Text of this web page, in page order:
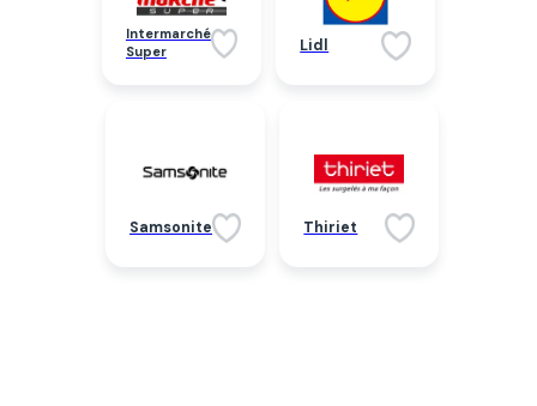
Intermarché
Super
Lidl
Samsonite Thiriet